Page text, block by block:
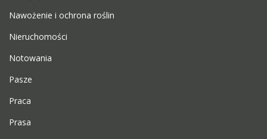
Nawożenie i ochrona roślin
Nieruchomości
Notowania
Pasze
Praca
Prasa